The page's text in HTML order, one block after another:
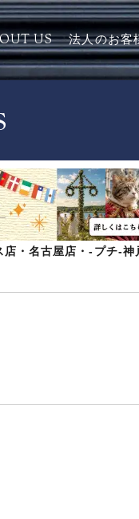
US 法人のお客
名古屋店・-プチ-神